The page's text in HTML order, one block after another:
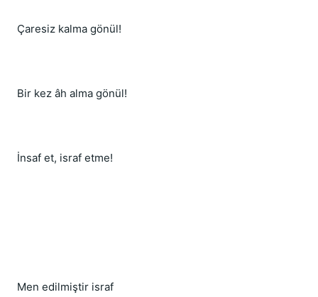
Çaresiz kalma gönül!
Bir kez âh alma gönül!
İnsaf et, israf etme!
Men edilmiştir israf